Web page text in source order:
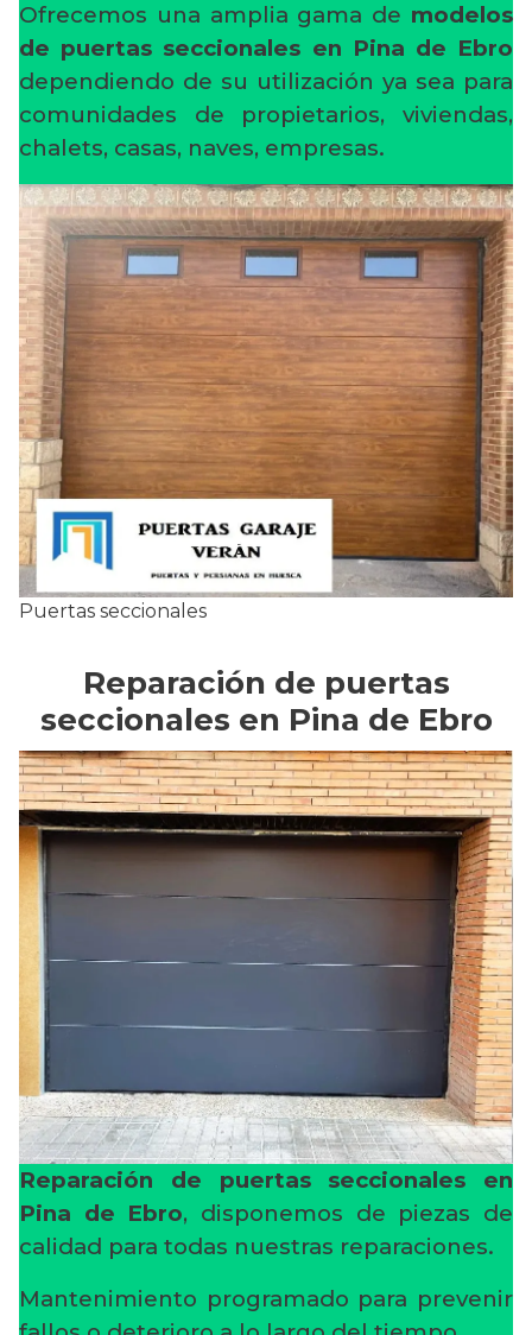
Ofrecemos una amplia gama de modelos
de puertas seccionales en Pina de Ebro
dependiendo de su utilización ya sea para
comunidades de propietarios, viviendas,
chalets, casas, naves, empresas.
Puertas seccionales
Reparación de puertas
seccionales en Pina de Ebro
Reparación de puertas seccionales en
Pina de Ebro, disponemos de piezas de
calidad para todas nuestras reparaciones.
Mantenimiento programado para prevenir